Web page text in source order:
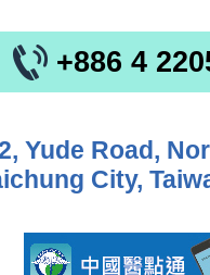
+886 4
Yude Road,
City,